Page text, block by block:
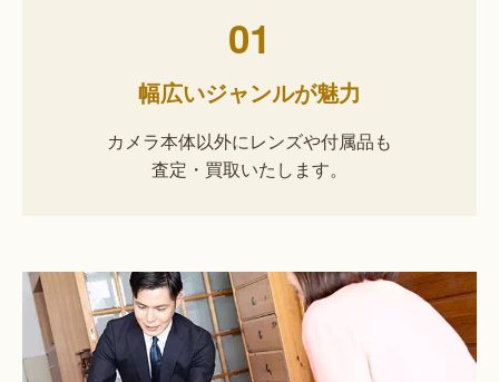
01
幅広いジャンルが魅力
カメラ本体以外にレンズや付属品も
査定・買取いたします。